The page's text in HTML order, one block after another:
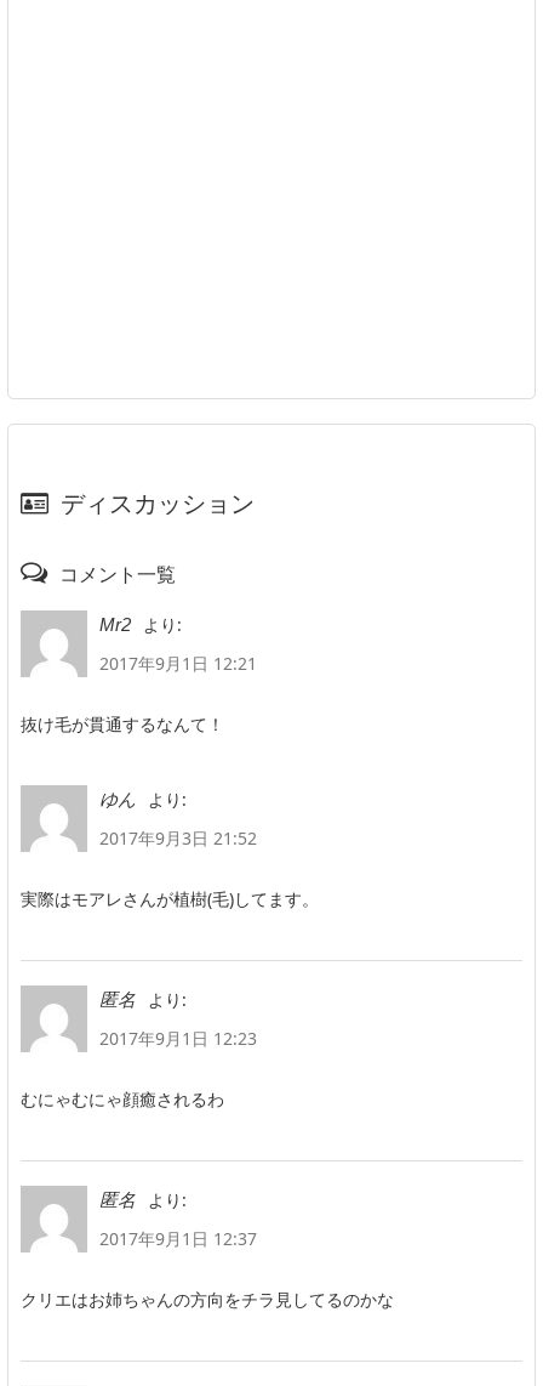
ディスカッション
コメント一覧
Mr2
より:
2017年9月1日 12:21
抜け毛が貫通するなんて！
ゆん
より:
2017年9月3日 21:52
実際はモアレさんが植樹(毛)してます。
匿名
より:
2017年9月1日 12:23
むにゃむにゃ顔癒されるわ
匿名
より:
2017年9月1日 12:37
クリエはお姉ちゃんの方向をチラ見してるのかな